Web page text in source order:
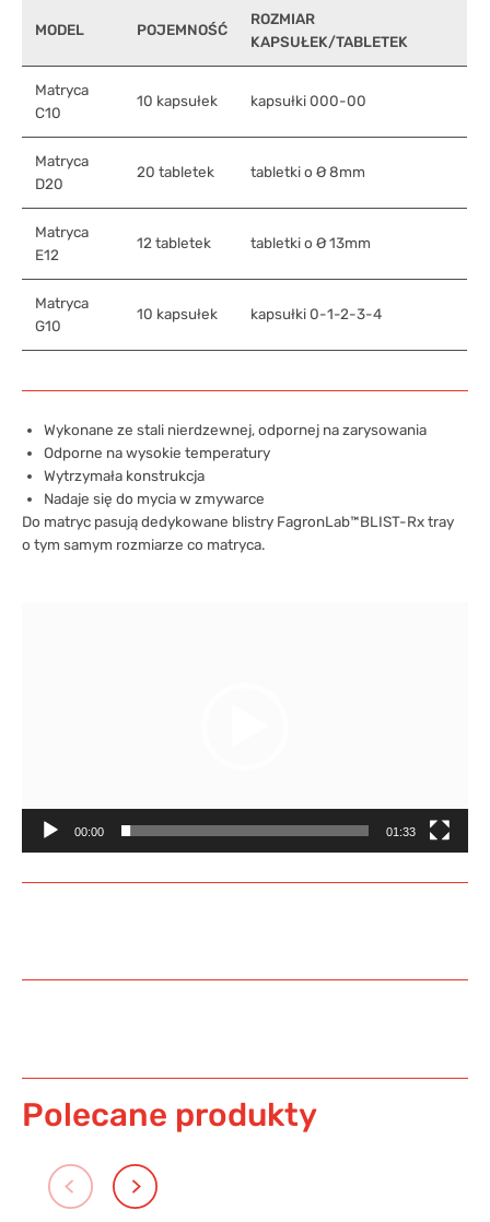
MODEL POJEMNOŚĆ
ROZMIAR
KAPSUŁEK/TABLETEK
Matryca
C10
10 kapsułek kapsułki 000-00
Matryca
D20
20 tabletek tabletki o Ø 8mm
Matryca
E12
12 tabletek tabletki o Ø 13mm
Matryca
G10
10 kapsułek kapsułki 0-1-2-3-4
Wykonane ze stali nierdzewnej, odpornej na zarysowania
Odporne na wysokie temperatury
Wytrzymała konstrukcja
Nadaje się do mycia w zmywarce
Do matryc pasują dedykowane blistry FagronLab™BLIST-Rx tray
o tym samym rozmiarze co matryca.
00:00 01:33
Polecane produkty